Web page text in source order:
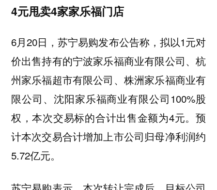
4元甩卖4家家乐福门店
6月20日，苏宁易购发布公告称，拟以1元对
价出售持有的宁波家乐福商业有限公司、杭
州家乐福超市有限公司、株洲家乐福商业有
限公司、沈阳家乐福商业有限公司100%股
权，本次交易标的合计出售金额为4元。预
计本次交易合计增加上市公司归母净利润约
5.72亿元。